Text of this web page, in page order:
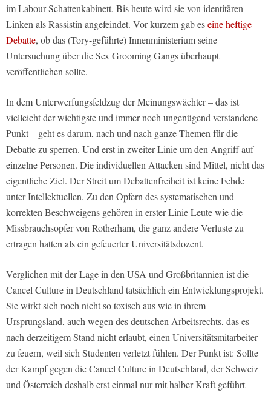
im Labour-Schattenkabinett. Bis heute wird sie von identitären
Linken als Rassistin angefeindet. Vor kurzem gab eseine heftige
Debatte, ob das (Tory-geführte) Innenministerium seine
Untersuchung über die Sex Grooming Gangs überhaupt
veröffentlichen sollte.
In dem Unterwerfungsfeldzug der Meinungswächter – das ist
vielleicht der wichtigste und immer noch ungenügend verstandene
Punkt – geht es darum, nach und nach ganze Themen für die
Debatte zu sperren. Und erst in zweiter Linie um den Angriff auf
einzelne Personen. Die individuellen Attacken sind Mittel, nicht das
eigentliche Ziel. Der Streit um Debattenfreiheit ist keine Fehde
unter Intellektuellen. Zu den Opfern des systematischen und
korrekten Beschweigens gehören in erster Linie Leute wie die
Missbrauchsopfer von Rotherham, die ganz andere Verluste zu
ertragen hatten als ein gefeuerter Universitätsdozent.
Verglichen mit der Lage in den USA und Großbritannien ist die
Cancel Culture in Deutschland tatsächlich ein Entwicklungsprojekt.
Sie wirkt sich noch nicht so toxisch aus wie in ihrem
Ursprungsland, auch wegen des deutschen Arbeitsrechts, das es
nach derzeitigem Stand nicht erlaubt, einen Universitätsmitarbeiter
zu feuern, weil sich Studenten verletzt fühlen. Der Punkt ist: Sollte
der Kampf gegen die Cancel Culture in Deutschland, der Schweiz
und Österreich deshalb erst einmal nur mit halber Kraft geführt